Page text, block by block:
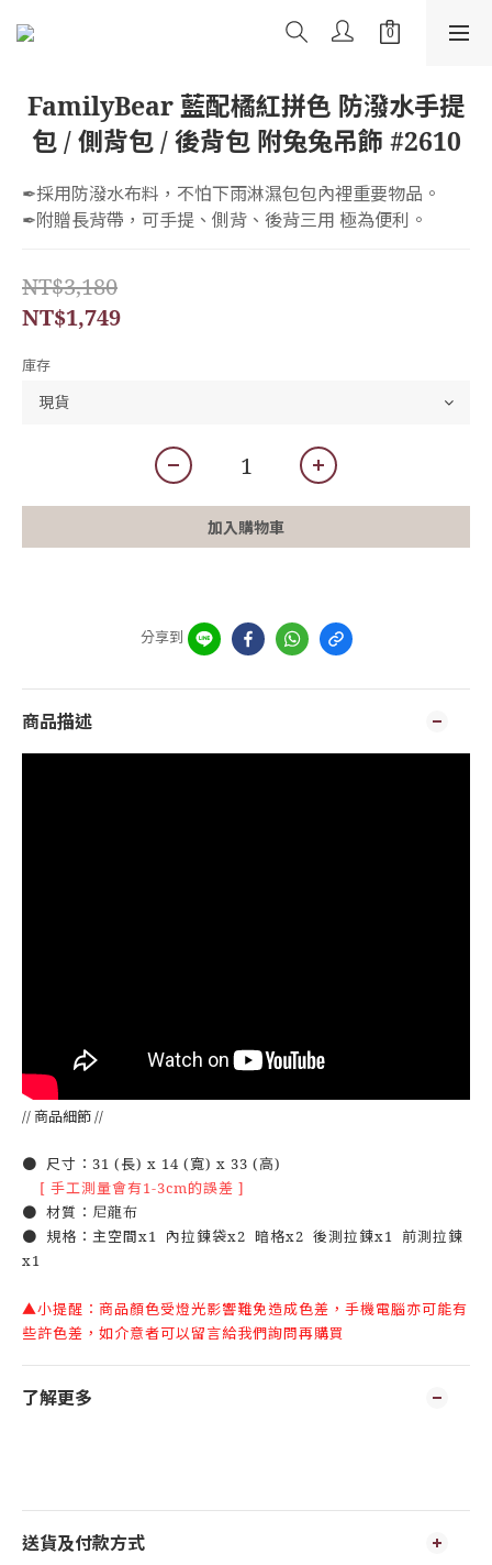
FamilyBear 藍配橘紅拼色 防潑水手提
包 / 側背包 / 後背包 附兔兔吊飾 #2610
✒︎採用防潑水布料，不怕下雨淋濕包包內裡重要物品。
✒︎附贈長背帶，可手提、側背、後背三用 極為便利。
NT$3,180
NT$1,749
庫存
加入購物車
分享到
商品描述
// 商品細節 //
● 尺寸：31 (長) x 14 (寬) x 33 (高)
[ 手工測量會有1-3cm的誤差 ]
● 材質： 尼龍布
● 規格：主空間x1 內拉鍊袋x2 暗格x2 後測拉鍊x1 前測拉鍊
x1
▲小提醒：商品顏色受燈光影響難免造成色差，手機電腦亦可能有
些許色差，如介意者可以留言給我們詢問再購買
了解更多
送貨及付款方式